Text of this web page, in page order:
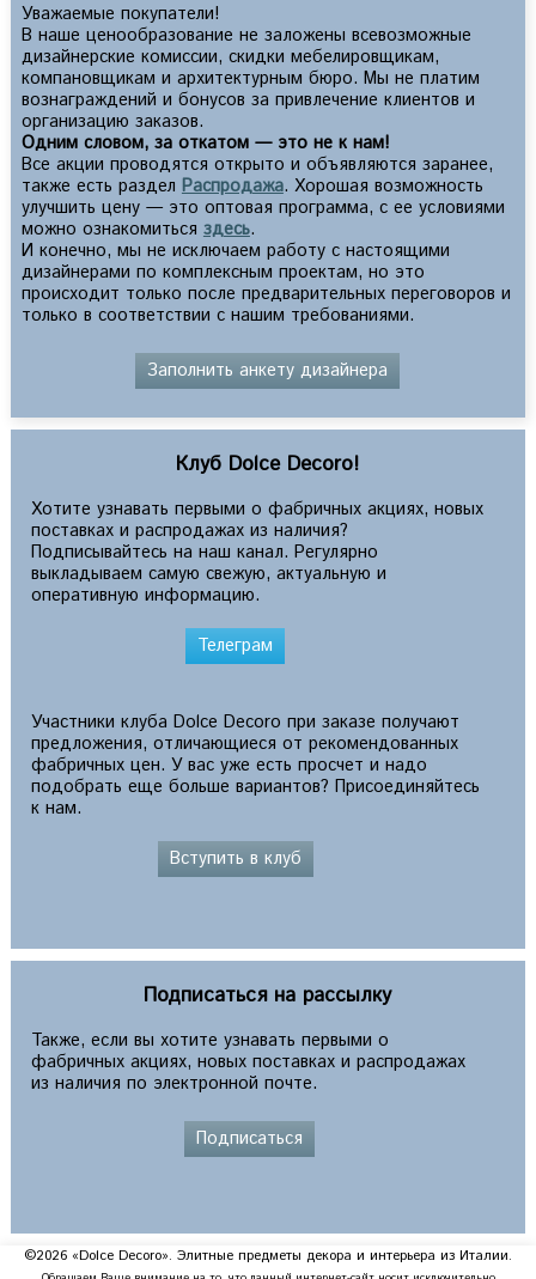
Уважаемые покупатели!
В наше ценообразование не заложены всевозможные
дизайнерские комиссии, скидки мебелировщикам,
компановщикам и архитектурным бюро. Мы не платим
вознаграждений и бонусов за привлечение клиентов и
организацию заказов.
Одним словом, за откатом — это не к нам!
Все акции проводятся открыто и объявляются заранее,
также есть раздел Распродажа. Хорошая возможность
улучшить цену — это оптовая программа, с ее условиями
можно ознакомиться здесь.
И конечно, мы не исключаем работу с настоящими
дизайнерами по комплексным проектам, но это
происходит только после предварительных переговоров и
только в соответствии с нашим требованиями.
Заполнить анкету дизайнера
Клуб Dolce Decoro!
Хотите узнавать первыми о фабричных акциях, новых
поставках и распродажах из наличия?
Подписывайтесь на наш канал. Регулярно
выкладываем самую свежую, актуальную и
оперативную информацию.
Телеграм
Участники клуба Dolce Decoro при заказе получают
предложения, отличающиеся от рекомендованных
фабричных цен. У вас уже есть просчет и надо
подобрать еще больше вариантов? Присоединяйтесь
к нам.
Вступить в клуб
Подписаться на рассылку
Также, если вы хотите узнавать первыми о
фабричных акциях, новых поставках и распродажах
из наличия по электронной почте.
Подписаться
©2026 «Dolce Decoro». Элитные предметы декора и интерьера из Италии.